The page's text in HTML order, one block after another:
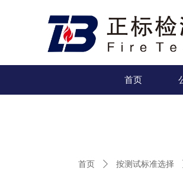
首页
首页 ꄲ 按测试标准选择